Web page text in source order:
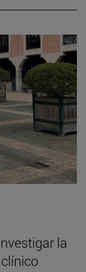
la